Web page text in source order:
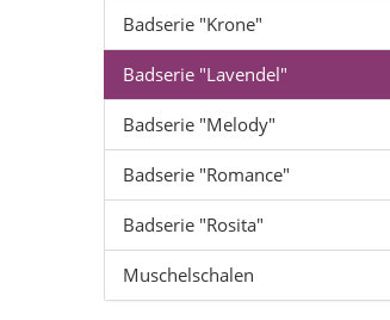
Badserie "Krone"
Badserie "Lavendel"
Badserie "Melody"
Badserie "Romance"
Badserie "Rosita"
Muschelschalen